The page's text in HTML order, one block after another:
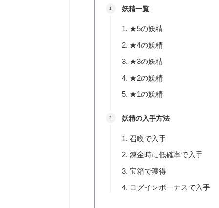
妖精一覧
★5の妖精
★4の妖精
★3の妖精
★2の妖精
★1の妖精
妖精の入手方法
召喚で入手
錬金時に低確率で入手
宝箱で獲得
ログインボーナスで入手